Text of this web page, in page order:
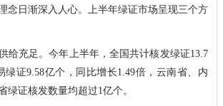
念日渐深入人心。上半年绿证市场呈现三个方
充足。今年上半年，全国共计核发绿证13.7
绿证9.58亿个，同比增长1.49倍，云南省、内
绿证核发数量均超过1亿个。